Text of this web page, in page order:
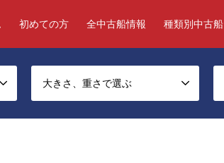
初めての方 全中古船情報 種類別中古船
大きさ、重さで選ぶ